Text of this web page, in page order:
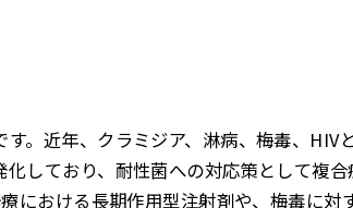
。近年、クラミジア、淋病、梅毒、HIV
しており、耐性菌への対応策として複合
における長期作用型注射剤や、梅毒に対